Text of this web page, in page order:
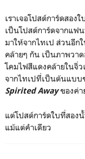
เราเจอโปสต์การ์ดสอ
เป็นโปสต์การ์ดจากแฟ
มาให้จากไทเป ส่วนอีก
คล้ายๆ กัน เป็นภาพวา
โคมไฟสีแดงคล้ายในจิ่
จากไทเปที่เป็นต้นแบบ
Spirited Awayของค่า
แต่โปสต์การ์ดใบที่สอง
แม้แต่คำเดียว